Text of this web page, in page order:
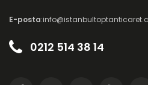
E-posta
0212 514 38 14